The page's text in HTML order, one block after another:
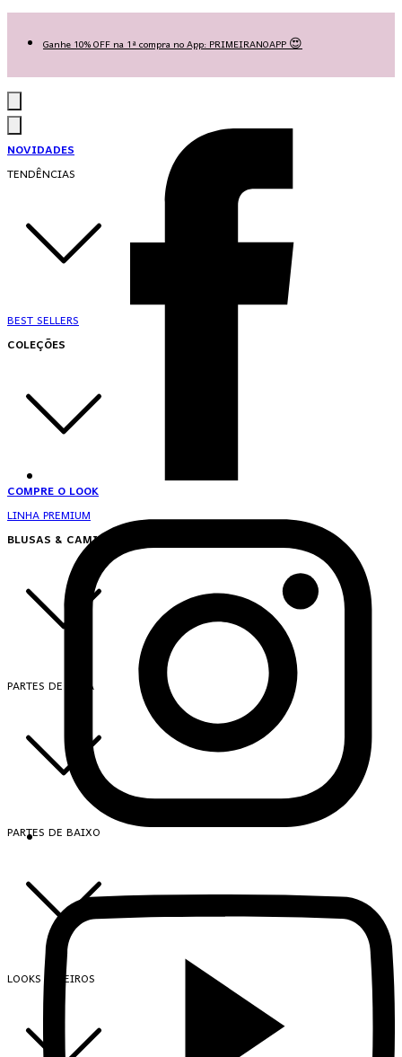
Ganhe 10% OFF na 1ª compra no App: PRIMEIRANOAPP 😍
NOVIDADES
TENDÊNCIAS
BEST SELLERS
COLEÇÕES
COMPRE O LOOK
LINHA PREMIUM
BLUSAS & CAMISAS
PARTES DE CIMA
PARTES DE BAIXO
LOOKS INTEIROS